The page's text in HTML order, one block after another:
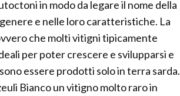
in modo da legare il nome della
e nelle loro caratteristiche. La
che molti vitigni tipicamente
per poter crescere e svilupparsi e
essere prodotti solo in terra sarda.
Bianco un vitigno molto raro in